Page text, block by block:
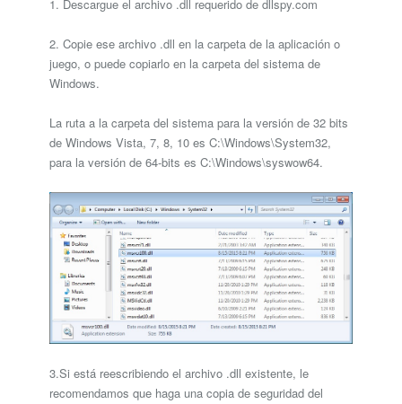
1. Descargue el archivo .dll requerido de dllspy.com
2. Copie ese archivo .dll en la carpeta de la aplicación o
juego, o puede copiarlo en la carpeta del sistema de
Windows.
La ruta a la carpeta del sistema para la versión de 32 bits
de Windows Vista, 7, 8, 10 es C:\Windows\System32,
para la versión de 64-bits es C:\Windows\syswow64.
3.Si está reescribiendo el archivo .dll existente, le
recomendamos que haga una copia de seguridad del